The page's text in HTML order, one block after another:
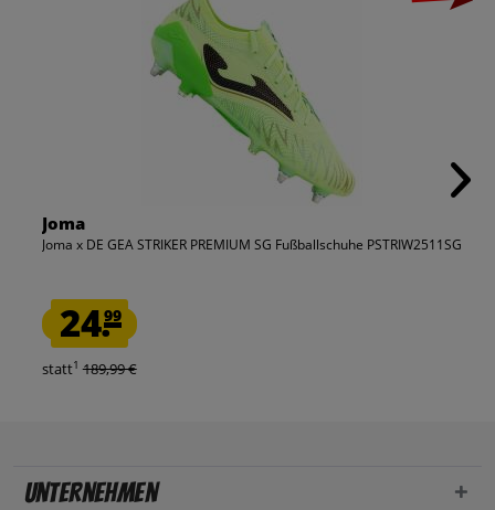
Joma
Joma x DE GEA STRIKER PREMIUM SG Fußballschuhe PSTRIW2511SG
24.99
statt1 189,99 €
Unternehmen